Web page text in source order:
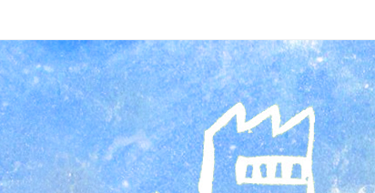
> À PROPOS > contact_facade_Groupe-RCM[1]